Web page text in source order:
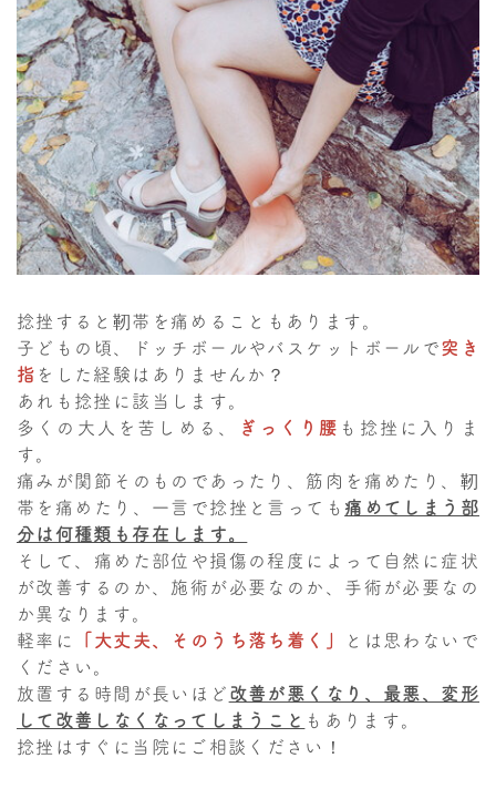
捻挫すると靭帯を痛めることもあります。
子どもの頃、ドッチボールやバスケットボールで突き
指 をした経験はありませんか？
あれも捻挫に該当します。
多くの大人を苦しめる、
ぎっくり腰 も捻挫に入りま
す。
痛みが関節そのものであったり、筋肉を痛めたり、靭
帯を痛めたり、一言で捻挫と言っても 痛めてしまう部
分は何種類も存在します。
そして、痛めた部位や損傷の程度によって自然に症状
が改善するのか、施術が必要なのか、手術が必要なの
か異なります。
軽率に
「大丈夫、そのうち落ち着く」
とは思わないで
ください。
放置する時間が長いほど改善が悪くなり、最悪、変形
して改善しなくなってしまうこと もあります。
捻挫はすぐに当院にご相談ください！